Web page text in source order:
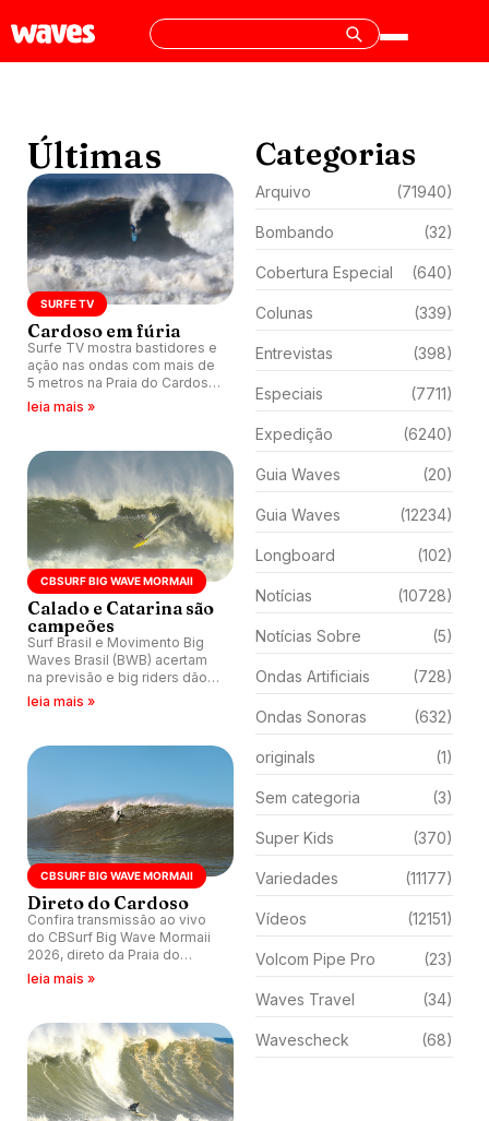
Últimas
SURFE TV
Cardoso em fúria
Surfe TV mostra bastidores e
ação nas ondas com mais de
5 metros na Praia do Cardoso
durante CBSurf Big Wave
leia mais »
CBSURF BIG WAVE MORMAII
Calado e Catarina são
campeões
Surf Brasil e Movimento Big
Waves Brasil (BWB) acertam
na previsão e big riders dão
um show na Praia do Cardoso.
leia mais »
CBSURF BIG WAVE MORMAII
Direto do Cardoso
Confira transmissão ao vivo
do CBSurf Big Wave Mormaii
2026, direto da Praia do
Cardoso, Laguna (SC).
leia mais »
Categorias
Arquivo (71940)
Bombando (32)
Cobertura Especial (640)
Colunas (339)
Entrevistas (398)
Especiais (7711)
Expedição (6240)
Guia Waves (20)
Guia Waves (12234)
Longboard (102)
Notícias (10728)
Notícias Sobre (5)
Ondas Artificiais (728)
Ondas Sonoras (632)
originals (1)
Sem categoria (3)
Super Kids (370)
Variedades (11177)
Vídeos (12151)
Volcom Pipe Pro (23)
Waves Travel (34)
Wavescheck (68)